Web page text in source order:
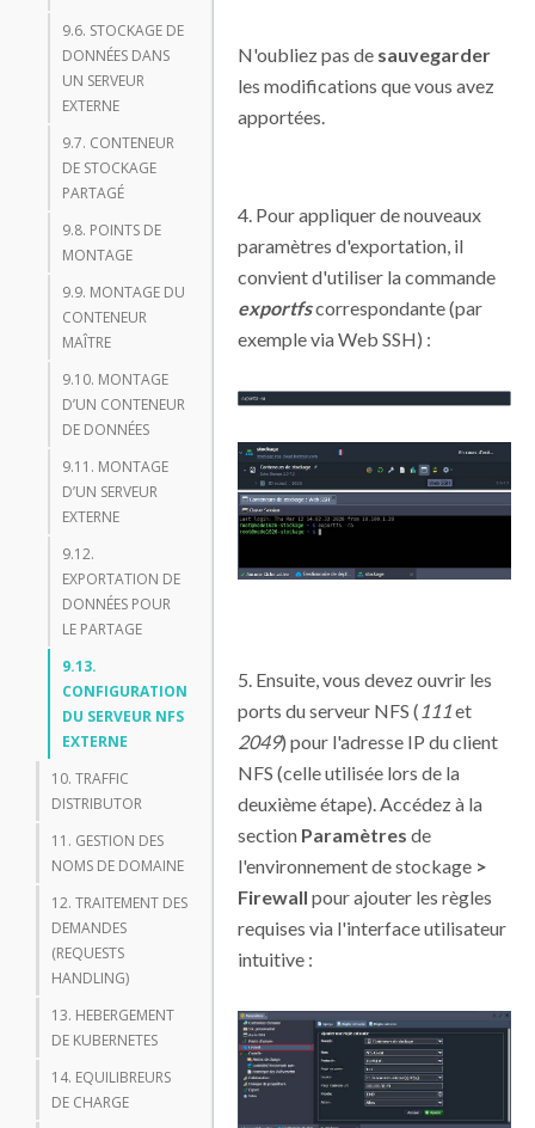
9.6. STOCKAGE DE
DONNÉES DANS
UN SERVEUR
EXTERNE
9.7. CONTENEUR
DE STOCKAGE
PARTAGÉ
9.8. POINTS DE
MONTAGE
9.9. MONTAGE DU
CONTENEUR
MAÎTRE
9.10. MONTAGE
D’UN CONTENEUR
DE DONNÉES
9.11. MONTAGE
D’UN SERVEUR
EXTERNE
9.12.
EXPORTATION DE
DONNÉES POUR
LE PARTAGE
9.13.
CONFIGURATION
DU SERVEUR NFS
EXTERNE
10. TRAFFIC
DISTRIBUTOR
11. GESTION DES
NOMS DE DOMAINE
12. TRAITEMENT DES
DEMANDES
(REQUESTS
HANDLING)
13. HEBERGEMENT
DE KUBERNETES
14. EQUILIBREURS
DE CHARGE
N'oubliez pas de sauvegarder
les modifications que vous avez
apportées.
4. Pour appliquer de nouveaux
paramètres d'exportation, il
convient d'utiliser la commande
exportfscorrespondante (par
exemple via Web SSH) :
5. Ensuite, vous devez ouvrir les
ports du serveur NFS ( 111et
2049) pour l'adresse IP du client
NFS (celle utilisée lors de la
deuxième étape). Accédez à la
section Paramètres de
l'environnement de stockage >
Firewall pour ajouter les règles
requises via l'interface utilisateur
intuitive :